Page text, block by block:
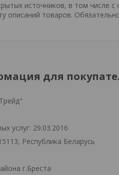
источников, в том числе
описаний товаров.
для
услуг: 29.03.2016
Республика Беларусь
г.Бреста